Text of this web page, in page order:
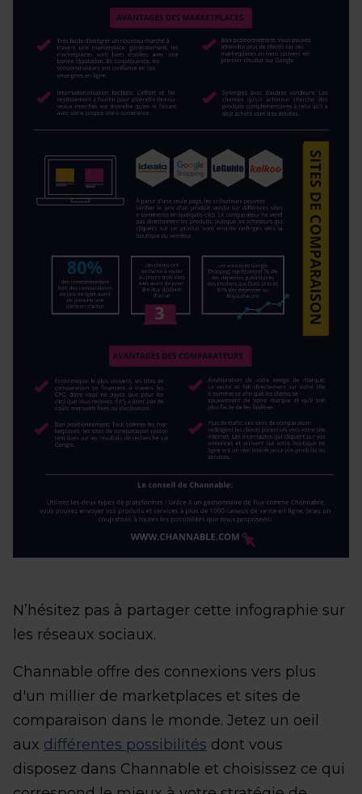
N’hésitez pas à partager cette infographie sur
les réseaux sociaux.
Channable offre des connexions vers plus
d'un millier de marketplaces et sites de
comparaison dans le monde. Jetez un oeil
aux différentes possibilités dont vous
disposez dans Channable et choisissez ce qui